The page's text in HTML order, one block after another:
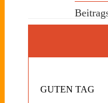
GUTEN TAG